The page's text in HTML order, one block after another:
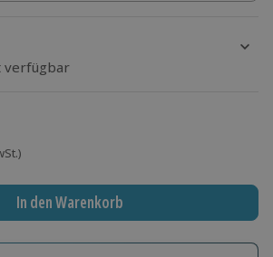
verfügbar
In den Warenkorb